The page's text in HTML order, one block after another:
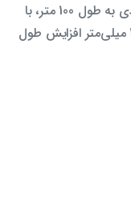
ایجاد کند. به عنوان مثال، یک خط لوله فولادی به طول 100 متر، با
افزایش دمای 100 درجه سانتیگراد، حدود 120 میلی‌متر افزایش طول